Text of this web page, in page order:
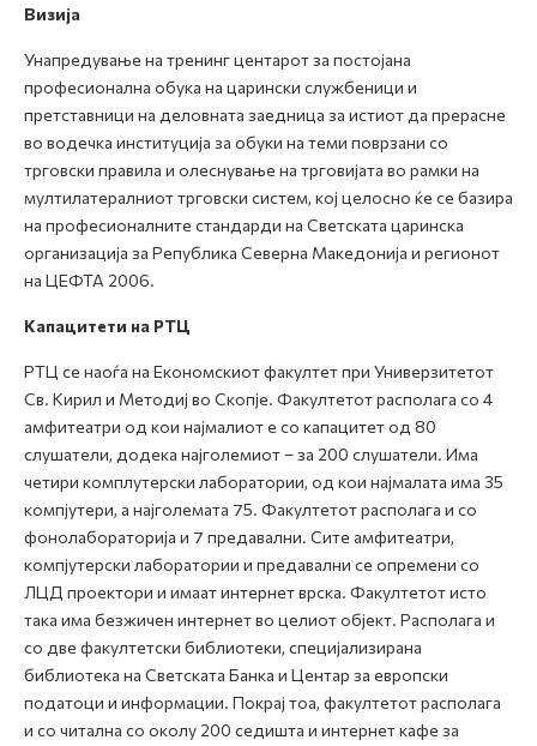
Визија
Унапредување на тренинг центарот за постојана
професионална обука на царински службеници и
претставници на деловната заедница за истиот да прерасне
во водечка институција за обуки на теми поврзани со
трговски правила и олеснување на трговијата во рамки на
мултилатералниот трговски систем, кој целосно ќе се базира
на професионалните стандарди на Светската царинска
организација за Република Северна Македонија и регионот
на ЦЕФТА 2006.
Капацитети на РТЦ
РТЦ се наоѓа на Економскиот факултет при Универзитетот
Св. Кирил и Методиј во Скопје. Факултетот располага со 4
амфитеатри од кои најмалиот е со капацитет од 80
слушатели, додека најголемиот – за 200 слушатели. Има
четири комплутерски лаборатории, од кои најмалата има 35
компјутери, а најголемата 75. Факултетот располага и со
фонолабораторија и 7 предавални. Сите амфитеатри,
компјутерски лаборатории и предавални се опремени со
ЛЦД проектори и имаат интернет врска. Факултетот исто
така има безжичен интернет во целиот објект. Располага и
со две факултетски библиотеки, специјализирана
библиотека на Светската Банка и Центар за европски
податоци и информации. Покрај тоа, факултетот располага
и со читална со околу 200 седишта и интернет кафе за